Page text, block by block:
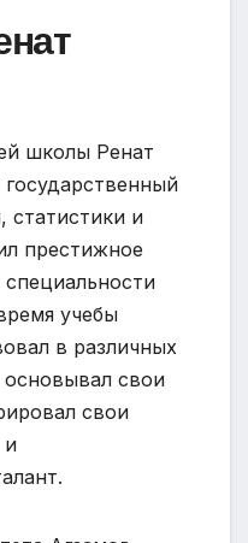
школы Ренат
статистики и
престижное
учебы
в различных
основывал свои
свои
и